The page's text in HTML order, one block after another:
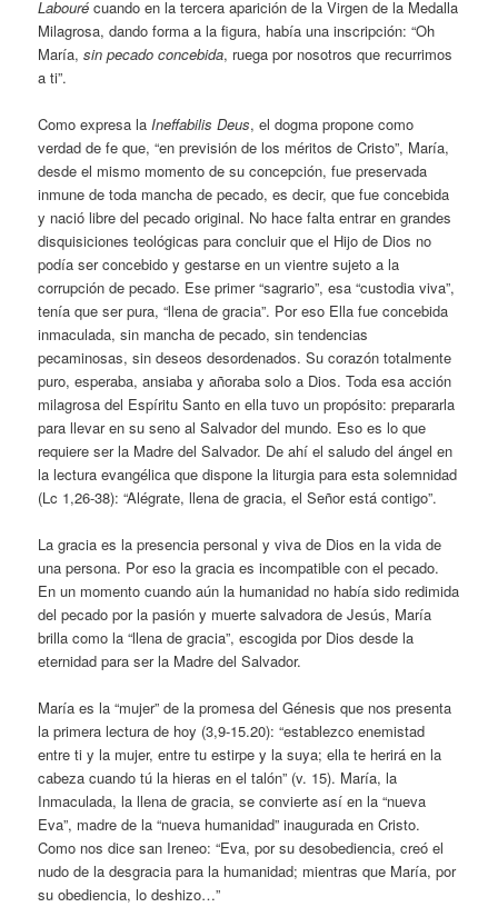
Labouré cuando en la tercera aparición de la Virgen de la Medalla
Milagrosa, dando forma a la figura, había una inscripción: “Oh
María,sin pecado concebida, ruega por nosotros que recurrimos
a ti”.
Como expresa laIneffabilis Deus, el dogma propone como
verdad de fe que, “en previsión de los méritos de Cristo”, María,
desde el mismo momento de su concepción, fue preservada
inmune de toda mancha de pecado, es decir, que fue concebida
y nació libre del pecado original. No hace falta entrar en grandes
disquisiciones teológicas para concluir que el Hijo de Dios no
podía ser concebido y gestarse en un vientre sujeto a la
corrupción de pecado. Ese primer “sagrario”, esa “custodia viva”,
tenía que ser pura, “llena de gracia”. Por eso Ella fue concebida
inmaculada, sin mancha de pecado, sin tendencias
pecaminosas, sin deseos desordenados. Su corazón totalmente
puro, esperaba, ansiaba y añoraba solo a Dios. Toda esa acción
milagrosa del Espíritu Santo en ella tuvo un propósito: prepararla
para llevar en su seno al Salvador del mundo. Eso es lo que
requiere ser la Madre del Salvador. De ahí el saludo del ángel en
la lectura evangélica que dispone la liturgia para esta solemnidad
(Lc 1,26-38): “Alégrate, llena de gracia, el Señor está contigo”.
La gracia es la presencia personal y viva de Dios en la vida de
una persona. Por eso la gracia es incompatible con el pecado.
En un momento cuando aún la humanidad no había sido redimida
del pecado por la pasión y muerte salvadora de Jesús, María
brilla como la “llena de gracia”, escogida por Dios desde la
eternidad para ser la Madre del Salvador.
María es la “mujer” de la promesa del Génesis que nos presenta
la primera lectura de hoy (3,9-15.20): “establezco enemistad
entre ti y la mujer, entre tu estirpe y la suya; ella te herirá en la
cabeza cuando tú la hieras en el talón” (v. 15). María, la
Inmaculada, la llena de gracia, se convierte así en la “nueva
Eva”, madre de la “nueva humanidad” inaugurada en Cristo.
Como nos dice san Ireneo: “Eva, por su desobediencia, creó el
nudo de la desgracia para la humanidad; mientras que María, por
su obediencia, lo deshizo…”